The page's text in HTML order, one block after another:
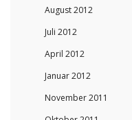
August 2012
Juli 2012
April 2012
Januar 2012
November 2011